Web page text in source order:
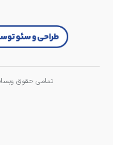
تمامی حقوق